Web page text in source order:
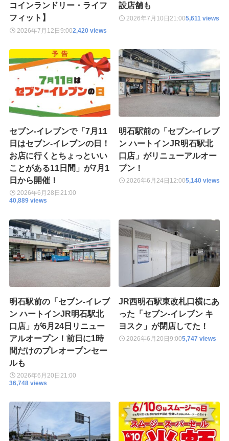
コインランドリー・ライフ
フィット】
2026年7月12日9:002,420 views
設店舗も
2026年7月10日 21:005,611 views
セブン-イレブンで「7月11
日はセブン‐イレブンの日！
お店に行くとちょっといい
ことがある11日間」が7月1
日から開催！
2026年6月28日 21:00
40,889 views
明石駅前の「セブン-イレブ
ン ハートインJR明石駅北
口店」がリニューアルオー
プン！
2026年6月24日 12:005,140 views
明石駅前の「セブン-イレブ
ン ハートインJR明石駅北
口店」が6月24日リニュー
アルオープン！前日に1時
間だけのプレオープンセー
ルも
2026年6月20日 21:00
36,748 views
JR西明石駅東改札口横にあ
った「セブン-イレブン キ
ヨスク」が閉店してた！
2026年6月20日9:005,747 views